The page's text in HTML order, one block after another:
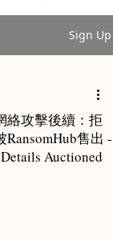
Sign Up
絡攻擊後續：拒
售出 -
Auctioned